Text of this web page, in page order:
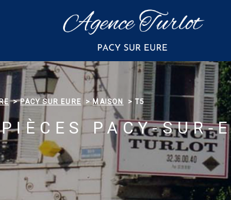
PACY SUR EURE MAISON T5
PACY-SUR-